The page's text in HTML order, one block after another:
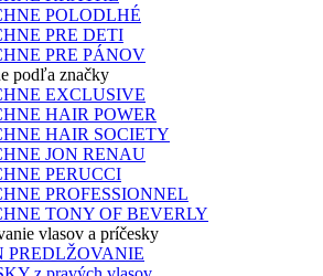
POLODLHÉ
PRE DETI
PRE PÁNOV
podľa značky
EXCLUSIVE
HAIR POWER
HAIR SOCIETY
JON RENAU
PERUCCI
PROFESSIONNEL
TONY OF BEVERLY
vlasov a príčesky
PREDLŽOVANIE